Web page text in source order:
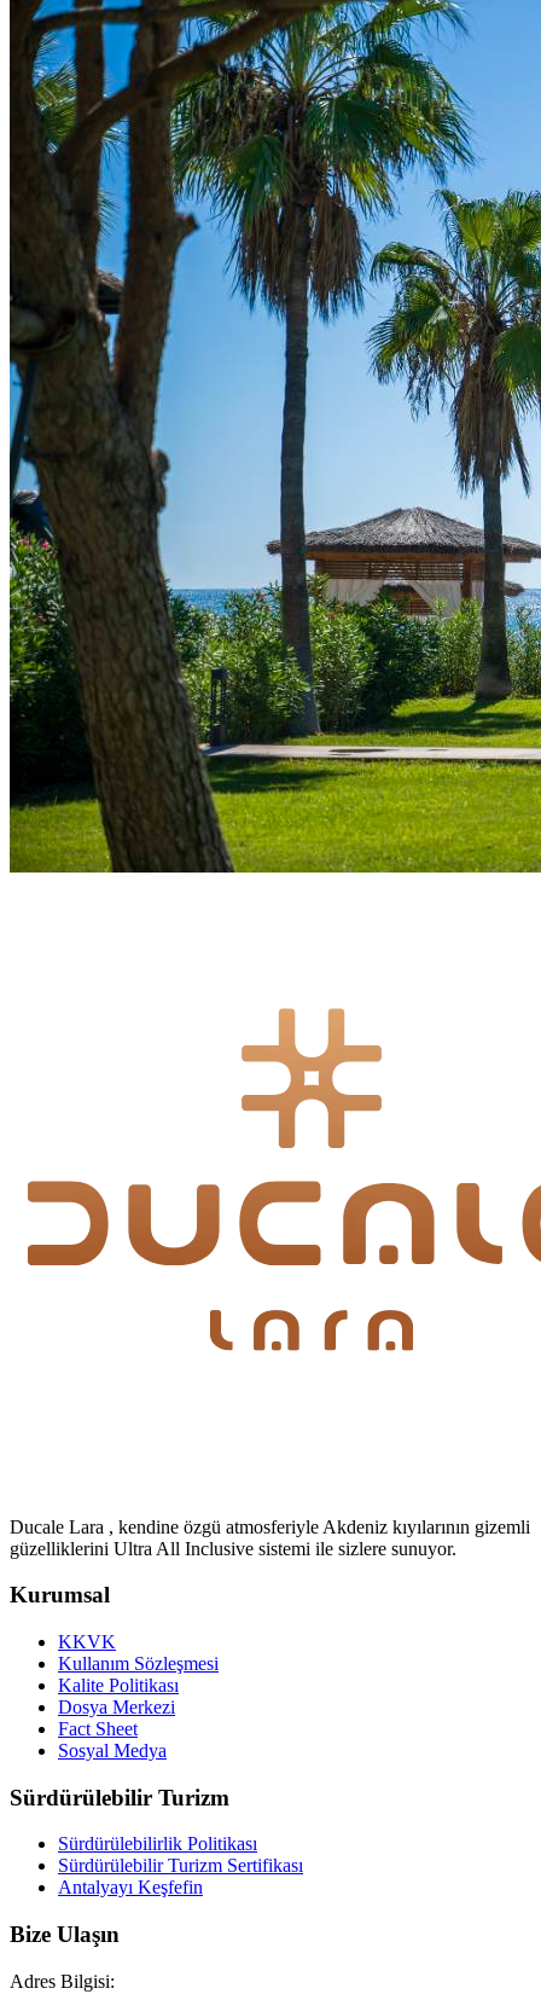
Ducale Lara , kendine özgü atmosferiyle Akdeniz kıyılarının gizemli
güzelliklerini Ultra All Inclusive sistemi ile sizlere sunuyor.
Kurumsal
KKVK
Kullanım Sözleşmesi
Kalite Politikası
Dosya Merkezi
Fact Sheet
Sosyal Medya
Sürdürülebilir Turizm
Sürdürülebilirlik Politikası
Sürdürülebilir Turizm Sertifikası
Antalyayı Keşfefin
Bize Ulaşın
Adres Bilgisi: